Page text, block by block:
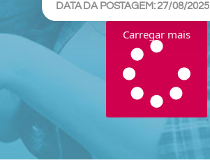
DATA DA POSTAGEM: 27/08/2025
Carregar mais